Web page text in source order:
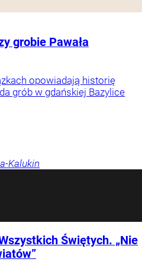
grobie Pawała
opowiadają historię
grób w gdańskiej Bazylice
Kalukin
Świętych. „Nie